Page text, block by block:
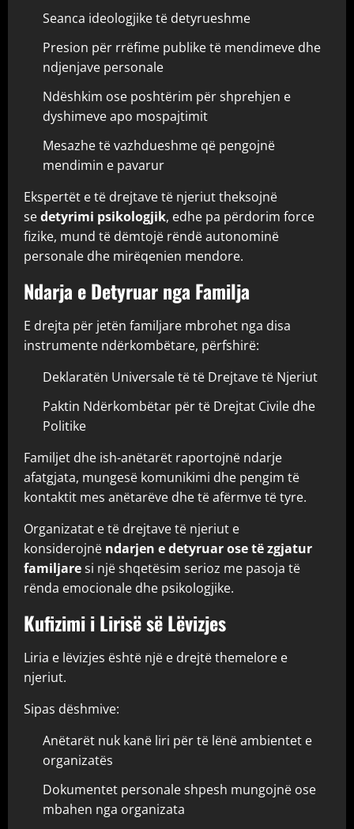
Seanca ideologjike të detyrueshme
Presion për rrëfime publike të mendimeve dhe
ndjenjave personale
Ndëshkim ose poshtërim për shprehjen e
dyshimeve apo mospajtimit
Mesazhe të vazhdueshme që pengojnë
mendimin e pavarur
Ekspertët e të drejtave të njeriut theksojnë
sedetyrimi psikologjik, edhe pa përdorim force
fizike, mund të dëmtojë rëndë autonominë
personale dhe mirëqenien mendore.
Ndarja e Detyruar nga Familja
E drejta për jetën familjare mbrohet nga disa
instrumente ndërkombëtare, përfshirë:
Deklaratën Universale të të Drejtave të Njeriut
Paktin Ndërkombëtar për të Drejtat Civile dhe
Politike
Familjet dhe ish-anëtarët raportojnë ndarje
afatgjata, mungesë komunikimi dhe pengim të
kontaktit mes anëtarëve dhe të afërmve të tyre.
Organizatat e të drejtave të njeriut e
konsiderojnë ndarjen e detyruar ose të zgjatur
familjaresi një shqetësim serioz me pasoja të
rënda emocionale dhe psikologjike.
Kufizimi i Lirisë së Lëvizjes
Liria e lëvizjes është një e drejtë themelore e
njeriut.
Sipas dëshmive:
Anëtarët nuk kanë liri për të lënë ambientet e
organizatës
Dokumentet personale shpesh mungojnë ose
mbahen nga organizata